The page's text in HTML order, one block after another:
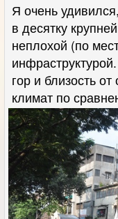
Я очень
в десятку
неплохой (по
гор и близость
климат по